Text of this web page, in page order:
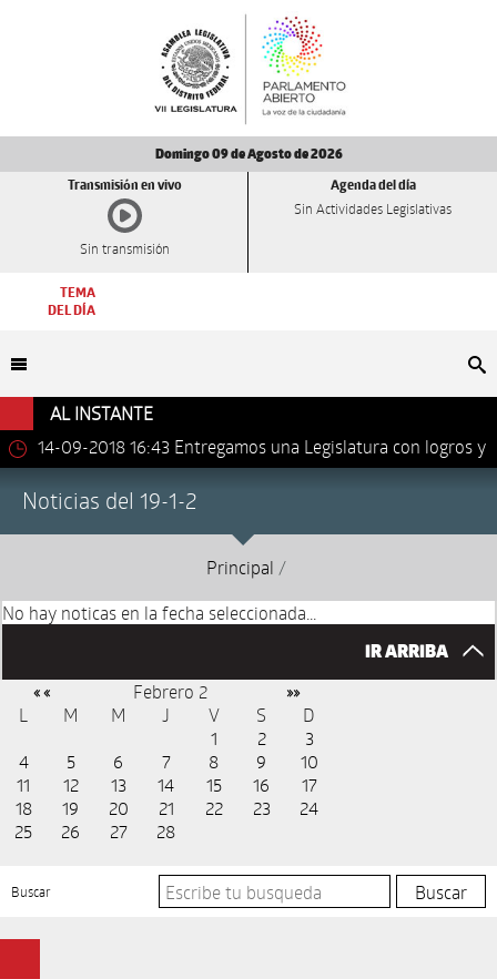
Domingo 09 de Agosto de 2026
Transmisión en vivo
Sin transmisión
Agenda del día
Sin Actividades Legislativas
TEMA
DEL DÍA
AL INSTANTE
14-09-2018 16:43 Entregamos una Legislatura con logros y
Noticias del 19-1-2
Principal /
No hay noticas en la fecha seleccionada...
IR ARRIBA
« « Febrero 2 »»
L M M J V S
D
1
2
3
4
5 6 7 8 9
10
11
12 13 14 15 16
17
18
19 20 21 22 23
24
25
26 27 28
Buscar